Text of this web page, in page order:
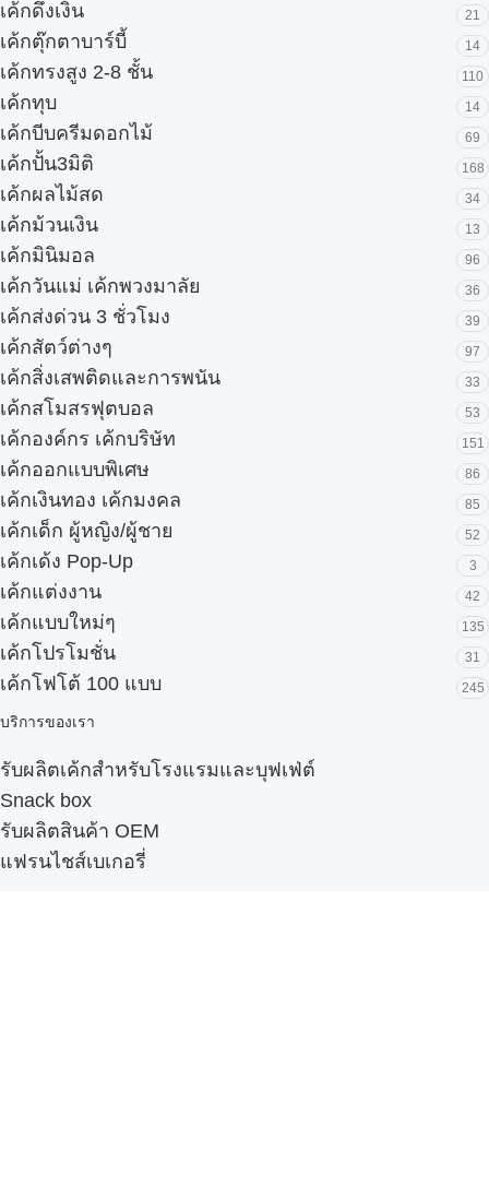
เค้กดึงเงิน 21
เค้กตุ๊กตาบาร์บี้ 14
เค้กทรงสูง 2-8 ชั้น 110
เค้กทุบ 14
เค้กบีบครีมดอกไม้ 69
เค้กปั้น3มิติ 168
เค้กผลไม้สด 34
เค้กม้วนเงิน 13
เค้กมินิมอล 96
เค้กวันแม่ เค้กพวงมาลัย 36
เค้กส่งด่วน 3 ชั่วโมง 39
เค้กสัตว์ต่างๆ 97
เค้กสิ่งเสพติดและการพนัน 33
เค้กสโมสรฟุตบอล 53
เค้กองค์กร เค้กบริษัท 151
เค้กออกแบบพิเศษ 86
เค้กเงินทอง เค้กมงคล 85
เค้กเด็ก ผู้หญิง/ผู้ชาย 52
เค้กเด้ง Pop-Up 3
เค้กแต่งงาน 42
เค้กแบบใหม่ๆ 135
เค้กโปรโมชั่น 31
เค้กโฟโต้ 100 แบบ 245
บริการของเรา
รับผลิตเค้กสำหรับโรงแรมและบุฟเฟ่ต์
Snack box
รับผลิตสินค้า OEM
แฟรนไชส์เบเกอรี่